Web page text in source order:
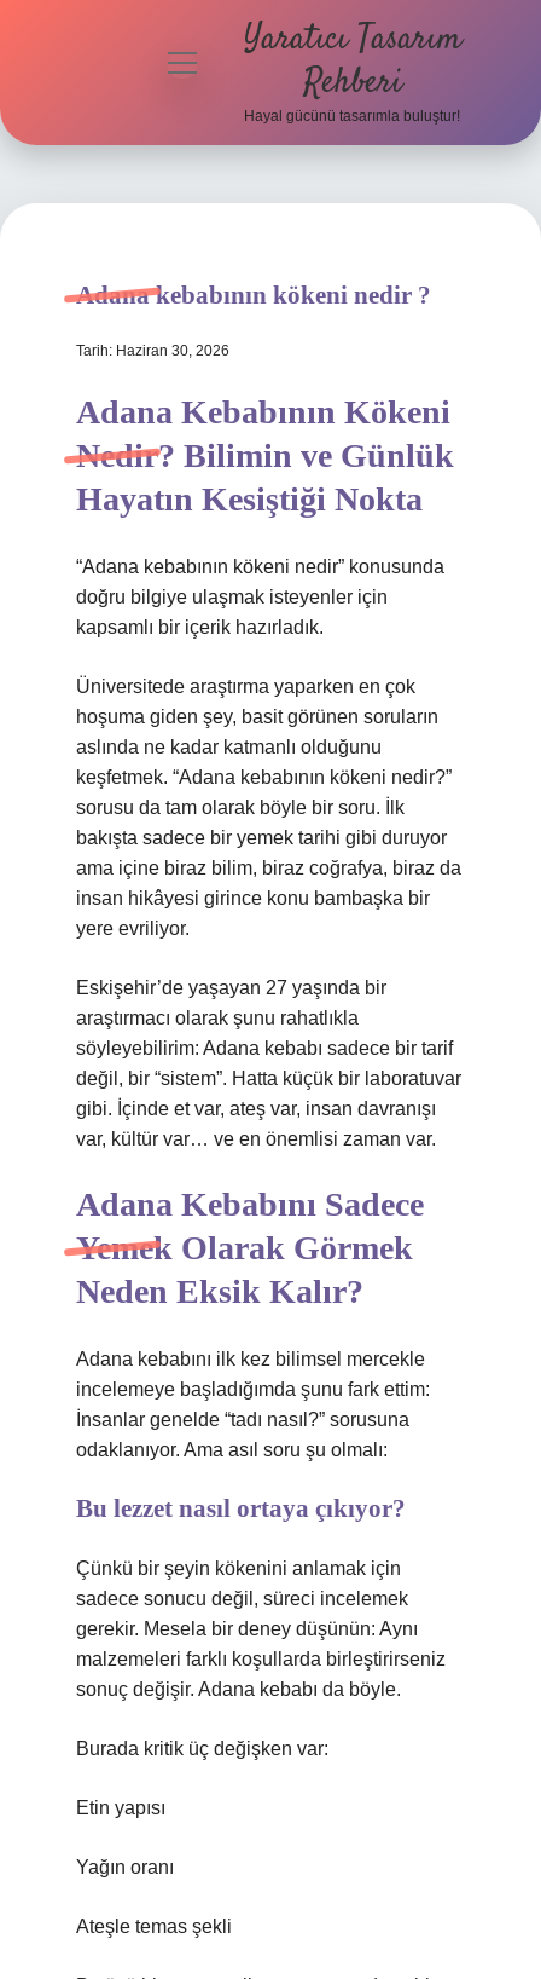
menüyü
Yaratıcı Tasarım
Rehberi
Hayal gücünü tasarımla buluştur!
Adana kebabının kökeni nedir ?
Tarih: Haziran 30, 2026
Adana Kebabının Kökeni
Nedir? Bilimin ve Günlük
Hayatın Kesiştiği Nokta
“Adana kebabının kökeni nedir” konusunda
doğru bilgiye ulaşmak isteyenler için
kapsamlı bir içerik hazırladık.
Üniversitede araştırma yaparken en çok
hoşuma giden şey, basit görünen soruların
aslında ne kadar katmanlı olduğunu
keşfetmek. “Adana kebabının kökeni nedir?”
sorusu da tam olarak böyle bir soru. İlk
bakışta sadece bir yemek tarihi gibi duruyor
ama içine biraz bilim, biraz coğrafya, biraz da
insan hikâyesi girince konu bambaşka bir
yere evriliyor.
Eskişehir’de yaşayan 27 yaşında bir
araştırmacı olarak şunu rahatlıkla
söyleyebilirim: Adana kebabı sadece bir tarif
değil, bir “sistem”. Hatta küçük bir laboratuvar
gibi. İçinde et var, ateş var, insan davranışı
var, kültür var… ve en önemlisi zaman var.
Adana Kebabını Sadece
Yemek Olarak Görmek
Neden Eksik Kalır?
Adana kebabını ilk kez bilimsel mercekle
incelemeye başladığımda şunu fark ettim:
İnsanlar genelde “tadı nasıl?” sorusuna
odaklanıyor. Ama asıl soru şu olmalı:
Bu lezzet nasıl ortaya çıkıyor?
Çünkü bir şeyin kökenini anlamak için
sadece sonucu değil, süreci incelemek
gerekir. Mesela bir deney düşünün: Aynı
malzemeleri farklı koşullarda birleştirirseniz
sonuç değişir. Adana kebabı da böyle.
Burada kritik üç değişken var:
Etin yapısı
Yağın oranı
Ateşle temas şekli